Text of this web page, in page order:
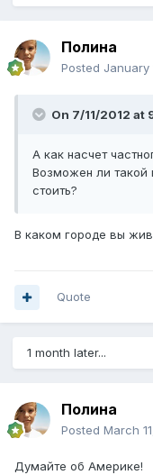
Полина
Posted January
On 7/11/2012 at
А как насчет
Возможен ли такой
стоить?
В каком городе вы
Quote
1 month later...
Полина
Posted March
Думайте об Америке!